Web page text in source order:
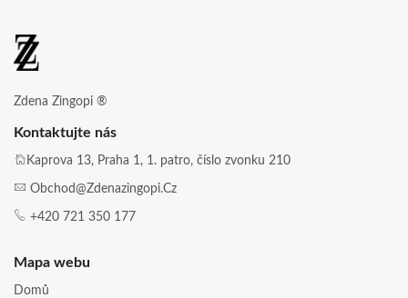
Zdena Zingopi ®
Kontaktujte nás
Kaprova 13, Praha 1, 1. patro, číslo zvonku 210
Obchod@zdenazingopi.cz
+420 721 350 177
Mapa webu
Domů